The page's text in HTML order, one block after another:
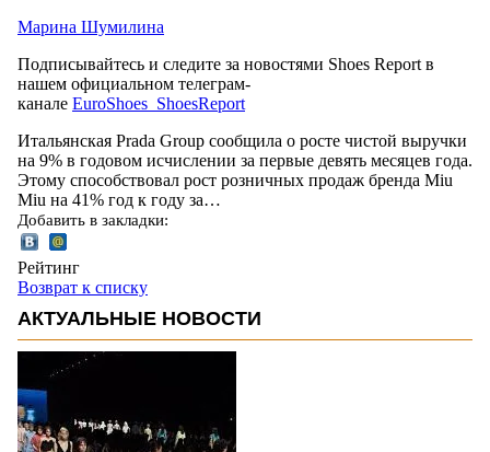
Марина Шумилина
Подписывайтесь и следите за новостями Shoes Report в
нашем официальном телеграм-
канале EuroShoes_ShoesReport
Итальянская Prada Group сообщила о росте чистой выручки
на 9% в годовом исчислении за первые девять месяцев года.
Этому способствовал рост розничных продаж бренда Miu
Miu на 41% год к году за…
Добавить в закладки:
Рейтинг
Возврат к списку
АКТУАЛЬНЫЕ НОВОСТИ